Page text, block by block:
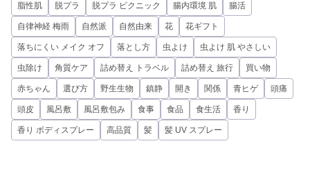
脂性肌 脱プラ 脱プラ ピクニック 腸内環境 肌 腸活
自律神経 梅雨 自然派 自然由来 花 花ギフト
落ちにくい メイク オフ 落とし方 虫よけ 虫よけ 肌 やさしい
虫除け 角質ケア 詰め替え トラベル 詰め替え 旅行 買い物
赤ちゃん 選び方 野生生物 鎮静 開き 関係 青ヒゲ 頭痛
頭皮 風呂敷 風呂敷包み 食事 食品 食生活 香り
香り ボディスプレー 高品質 髪 髪 UV スプレー